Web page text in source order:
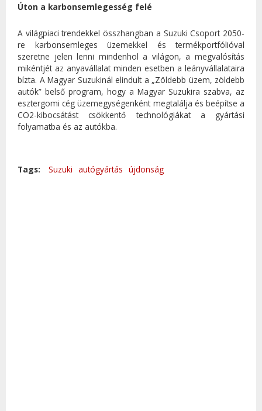
Úton a karbonsemlegesség felé
A világpiaci trendekkel összhangban a Suzuki Csoport 2050-
re karbonsemleges üzemekkel és termékportfólióval
szeretne jelen lenni mindenhol a világon, a megvalósítás
mikéntjét az anyavállalat minden esetben a leányvállalataira
bízta. A Magyar Suzukinál elindult a „Zöldebb üzem, zöldebb
autók” belső program, hogy a Magyar Suzukira szabva, az
esztergomi cég üzemegységenként megtalálja és beépítse a
CO2-kibocsátást csökkentő technológiákat a gyártási
folyamatba és az autókba.
Tags: Suzuki autógyártás újdonság